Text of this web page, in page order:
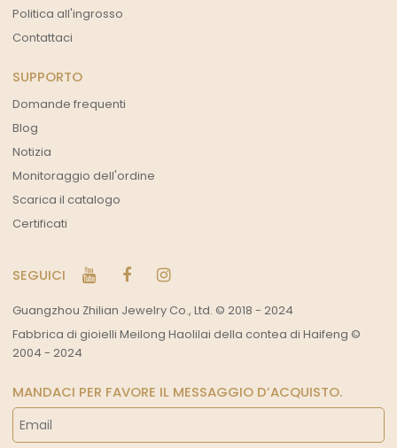
Politica all'ingrosso
Contattaci
SUPPORTO
Domande frequenti
Blog
Notizia
Monitoraggio dell'ordine
Scarica il catalogo
Certificati
SEGUICI
Guangzhou Zhilian Jewelry Co., Ltd. © 2018 - 2024
Fabbrica di gioielli Meilong Haolilai della contea di Haifeng ©
2004 - 2024
MANDACI PER FAVORE IL MESSAGGIO D’ACQUISTO.